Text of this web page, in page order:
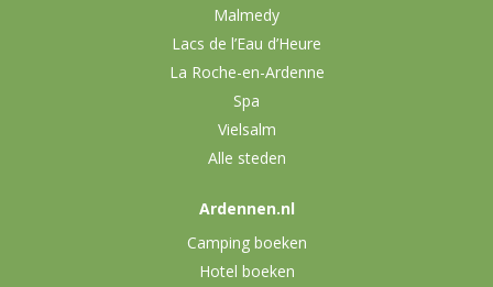
Malmedy
Lacs de l’Eau d’Heure
La Roche-en-Ardenne
Spa
Vielsalm
Alle steden
Ardennen.nl
Camping boeken
Hotel boeken